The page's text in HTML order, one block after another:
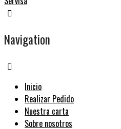
Navigation
Inicio
Realizar Pedido
Nuestra carta
Sobre nosotros